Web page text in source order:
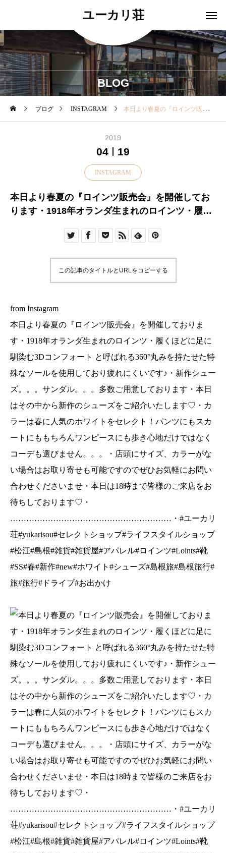
ユーカリ荘
BLOG
ブログ INSTAGRAM 本日より春夏の『ロインツ販売会』を開催しております・1918年オランダ生まれのロインツ・履くほどに足に馴染む3Dコンフォート と呼ばれる360°丸みを持たせた特殊なソールを使用しており疲れにくいです♪・新作シューズ。。。サンダル。。。多数ご用意しております・本日はその中から新作のシューズをご紹介いたします♡・カラーは春に人気のホワイトをセレクト！パンツにもスカートにももちろんワンピースにも歩き心地だけではなくコーデも選びません。。。・店頭にサイズ、カラーがない場合はお取り寄せも可能ですのでぜひお気軽にお問い合わせくださいませ・本日は18時まで皆様のご来店をお待ちしております♡・……………………………………………………・#ユーカリ荘#yukarisou#セレクトショップ#ライフスタイルショップ#松江#島根#雑貨#雑貨屋#アパレル#ロインツ#Loints#靴#SS#春#新作#new#ホワイト#シューズ#島根旅#島根旅行#旅#旅行#ドライブ#お出かけ
2019
04 19
INSTAGRAM
本日より春夏の『ロインツ販売会』を開催してお
ります・1918年オランダ生まれのロインツ・履く
丸みを持たせた特殊なソールを使用しており疲れ
多数ご用意しております・本日はその中から新作
にももちろんワンピースにも歩き心地だけではな
くコーデも選びません。。。・店頭にサイズ、カ
お気軽にお問い合わせくださいませ・本日は18時
まで皆様のご来店をお待ちしております♡・
……………………………………………………・#ユ
ーカリ荘#yukarisou#セレクトショップ#ライフス
タイルショップ#松江#島根#雑貨#雑貨屋#アパレ
ル#ロインツ#Loints#靴#SS#春#新作#new#ホワ
イト#シューズ#島根旅#島根旅行#旅#旅行#ドライ
ブ#お出かけ
この記事のタイトルとURLをコピーする
from Instagram
本日より春夏の『ロインツ販売会』を開催しておりま
す・1918年オランダ生まれのロインツ・履くほどに足に
馴染む3Dコンフォート と呼ばれる360°丸みを持たせた特
殊なソールを使用しており疲れにくいです♪・新作シュー
ズ。。。サンダル。。。多数ご用意しております・本日
はその中から新作のシューズをご紹介いたします♡・カ
ラーは春に人気のホワイトをセレクト！パンツにもスカ
ートにももちろんワンピースにも歩き心地だけではなく
コーデも選びません。。。・店頭にサイズ、カラーがな
い場合はお取り寄せも可能ですのでぜひお気軽にお問い
合わせくださいませ・本日は18時まで皆様のご来店をお
待ちしております♡・
……………………………………………………・#ユーカリ
荘#yukarisou#セレクトショップ#ライフスタイルショップ
#松江#島根#雑貨#雑貨屋#アパレル#ロインツ#Loints#靴
#SS#春#新作#new#ホワイト#シューズ#島根旅#島根旅行#
旅#旅行#ドライブ#お出かけ